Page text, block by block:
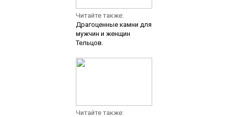
Читайте также:
Драгоценные камни для
мужчин и женщин
Тельцов.
Читайте также: